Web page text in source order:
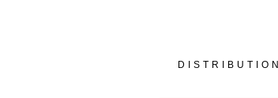
DISTRIBUTION